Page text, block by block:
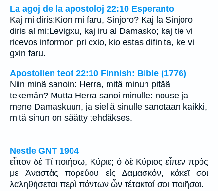
La agoj de la apostoloj 22:10 Esperanto
Kaj mi diris:Kion mi faru, Sinjoro? Kaj la Sinjoro
diris al mi:Levigxu, kaj iru al Damasko; kaj tie vi
ricevos informon pri cxio, kio estas difinita, ke vi
gxin faru.
Apostolien teot 22:10 Finnish: Bible (1776)
Niin minä sanoin: Herra, mitä minun pitää
tekemän? Mutta Herra sanoi minulle: nouse ja
mene Damaskuun, ja siellä sinulle sanotaan kaikki,
mitä sinun on säätty tehdäkses.
Nestle GNT 1904
εἶπον δέ Τί ποιήσω, Κύριε; ὁ δὲ Κύριος εἶπεν πρός
με Ἀναστὰς πορεύου εἰς Δαμασκόν, κἀκεῖ σοι
λαληθήσεται περὶ πάντων ὧν τέτακταί σοι ποιῆσαι.